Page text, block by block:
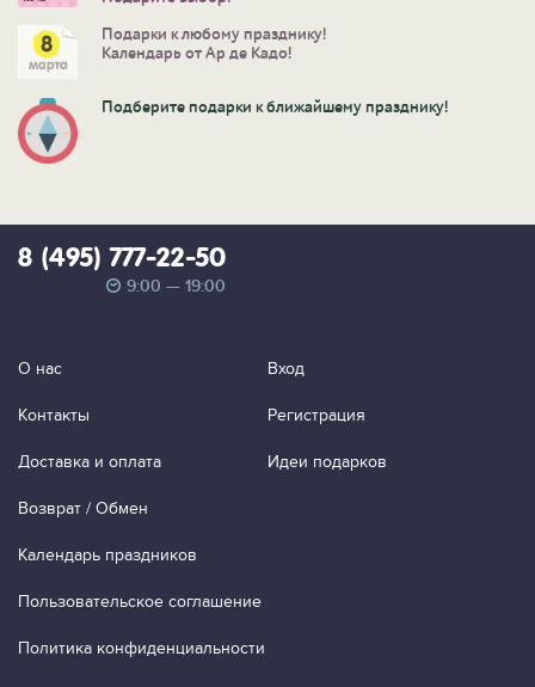
Подарки к любому празднику!
Календарь от Ар де Кадо!
Подберите подарки к ближайшему празднику!
8 (495) 777-22-50
9:00 — 19:00
О нас
Контакты
Доставка и оплата
Возврат / Обмен
Календарь праздников
Пользовательское соглашение
Политика конфиденциальности
Вход
Регистрация
Идеи подарков